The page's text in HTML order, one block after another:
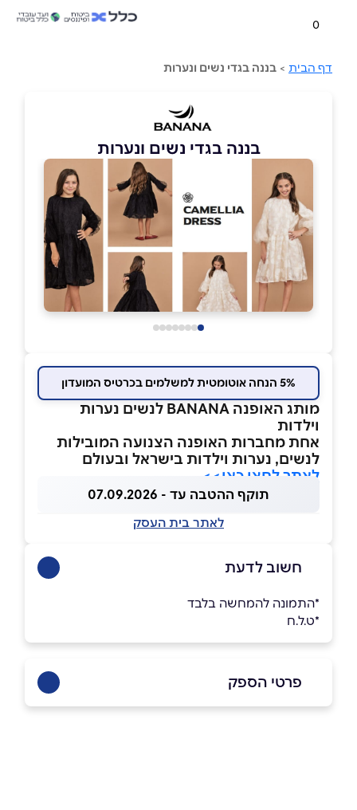
0
דף הבית > בננה בגדי נשים ונערות
בננה בגדי נשים ונערות
5% הנחה אוטומטית למשלמים בכרטיס המועדון
מותג האופנה BANANA לנשים נערות
וילדות
אחת מחברות האופנה הצנועה המובילות
לנשים, נערות וילדות בישראל ובעולם
לאתר לחצו כאן>>
תוקף ההטבה עד - 07.09.2026
לאתר בית העסק
חשוב לדעת
*התמונה להמחשה בלבד
*ט.ל.ח
פרטי הספק